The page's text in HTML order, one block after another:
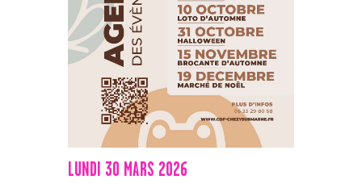
LUNDI 30 MARS 2026